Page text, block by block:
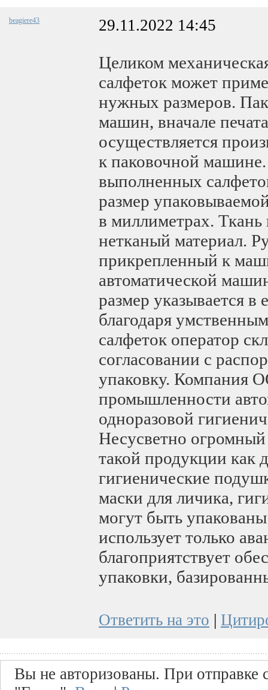
beagiere43 29.11.2022 14:45
Целиком
салфеток может
нужных размеров.
машин, вначале
осуществляется
к паковочной
выполненных
размер
в миллиметрах. Ткань
нетканый материал.
прикрепленный к
автоматической
размер указывается
благодаря
салфеток оператор
согласовании с
упаковку. Компания
промышленности
одноразовой
Несусветно
такой продукции как
гигиенические
маски для личика,
могут быть
использует только
благоприятствует
упаковки,
Ответить на это |
Вы не авторизованы. При отправке